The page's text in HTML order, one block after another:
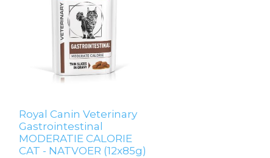
Royal Canin Veterinary
Gastrointestinal
MODERATIE CALORIE
CAT - NATVOER (12x85g)